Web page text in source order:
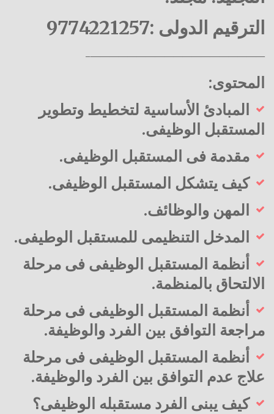
الترقيم الدولى :9774221257
———————————————————–
المحتوى:
المبادئ الأساسية لتخطيط وتطوير
المستقبل الوظيفى.
مقدمة فى المستقبل الوظيفى.
كيف يتشكل المستقبل الوظيفى.
المهن والوظائف.
المدخل التنظيمى للمستقبل الوطيفى.
أنظمة المستقبل الوظيفى فى مرحلة
الالتحاق بالمنظمة.
أنظمة المستقبل الوظيفى فى مرحلة
مراجعة التوافق بين الفرد والوظيفة.
أنظمة المستقبل الوظيفى فى مرحلة
علاج عدم التوافق بين الفرد والوظيفة.
كيف يبنى الفرد مستقبله الوظيفى؟